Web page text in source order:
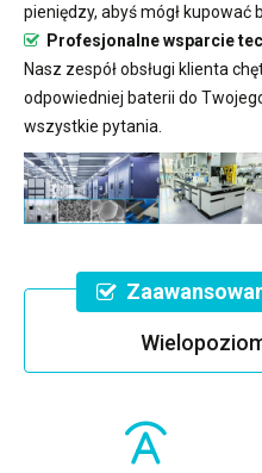
pieniędzy, abyś mógł kupować
Profesjonalne wsparcie
Nasz zespół obsługi klienta
odpowiedniej baterii do
wszystkie pytania.